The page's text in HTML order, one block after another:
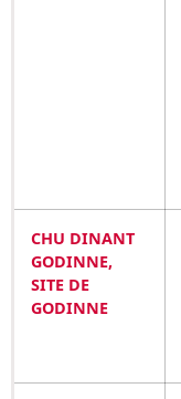
CHU DINANT
GODINNE,
SITE DE
GODINNE